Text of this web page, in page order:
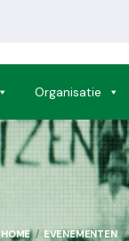
Organisatie
HOME EVENEMENTEN